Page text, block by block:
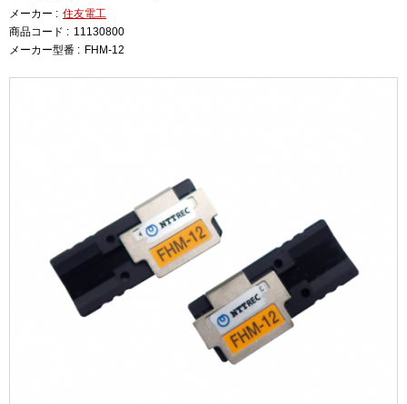
メーカー : 住友電工
商品コード : 11130800
メーカー型番 : FHM-12